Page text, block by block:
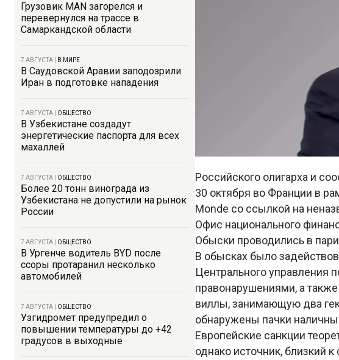
Грузовик MAN загорелся и
перевернулся на трассе в
Самаркандской области
7 АВГУСТА В МИРЕ
В Саудовской Аравии заподозрили
Иран в подготовке нападения
7 АВГУСТА ОБЩЕСТВО
В Узбекистане создадут
энергетические паспорта для всех
махаллей
7 АВГУСТА ОБЩЕСТВО
Более 20 тонн винограда из
Узбекистана не допустили на рынок
России
7 АВГУСТА ОБЩЕСТВО
В Ургенче водитель BYD после
ссоры протаранил несколько
автомобилей
7 АВГУСТА ОБЩЕСТВО
Узгидромет предупредил о
повышении температуры до +42
градусов в выходные
Российского олигарха и
30 октября во Франции в
Monde со ссылкой на
Офис национального
Обыски проводились в
В обысках было
Центрального управления
правонарушениями, а
виллы, занимающую два
обнаружены пачки
Европейские санкции
однако источник, близкий